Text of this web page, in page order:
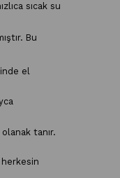
sıcak su
Bu
el
tanır.